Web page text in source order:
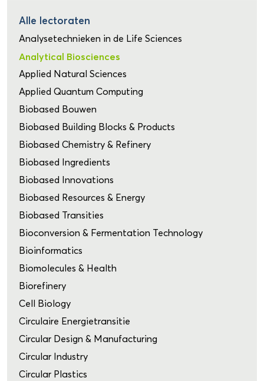
Alle lectoraten
Analysetechnieken in de Life Sciences
Analytical Biosciences
Applied Natural Sciences
Applied Quantum Computing
Biobased Bouwen
Biobased Building Blocks & Products
Biobased Chemistry & Refinery
Biobased Ingredients
Biobased Innovations
Biobased Resources & Energy
Biobased Transities
Bioconversion & Fermentation Technology
Bioinformatics
Biomolecules & Health
Biorefinery
Cell Biology
Circulaire Energietransitie
Circular Design & Manufacturing
Circular Industry
Circular Plastics